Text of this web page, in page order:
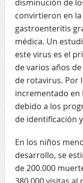
disminución de
convirtieron en
gastroenteritis
médica. Un
este virus es el
de varios años
de rotavirus. Por
incrementado
debido a los
de identificación
En los niños
desarrollo, se
de 200.000
380.000 visitas al